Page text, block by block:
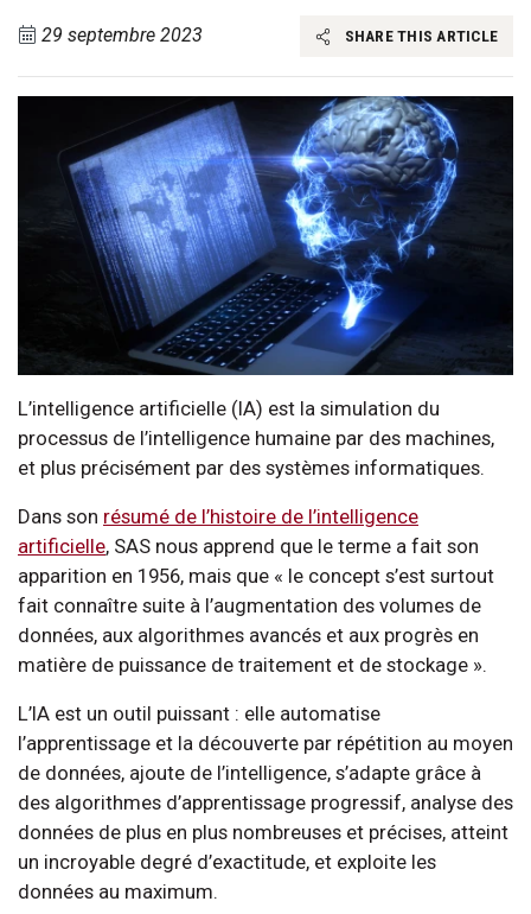
29 septembre 2023 SHARE THIS ARTICLE
L’intelligence artificielle (IA) est la simulation du
processus de l’intelligence humaine par des machines,
et plus précisément par des systèmes informatiques.
Dans son résumé de l’histoire de l’intelligence
artificielle, SAS nous apprend que le terme a fait son
apparition en 1956, mais que « le concept s’est surtout
fait connaître suite à l’augmentation des volumes de
données, aux algorithmes avancés et aux progrès en
matière de puissance de traitement et de stockage ».
L’IA est un outil puissant : elle automatise
l’apprentissage et la découverte par répétition au moyen
de données, ajoute de l’intelligence, s’adapte grâce à
des algorithmes d’apprentissage progressif, analyse des
données de plus en plus nombreuses et précises, atteint
un incroyable degré d’exactitude, et exploite les
données au maximum.